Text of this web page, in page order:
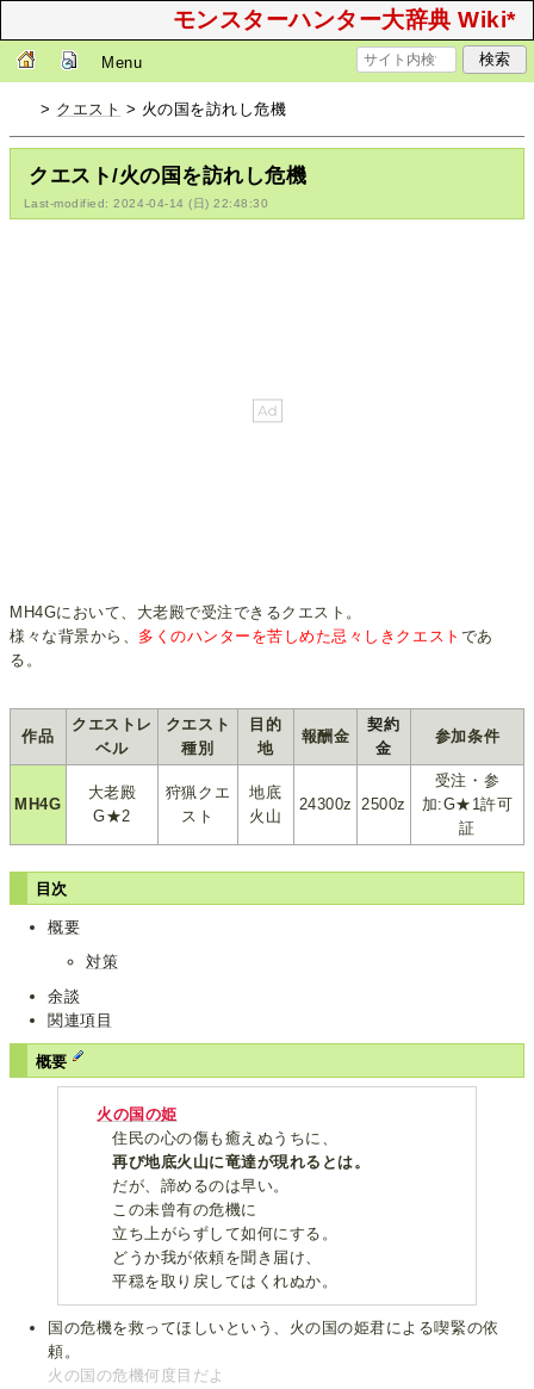
モンスターハンター大辞典 Wiki*
Menu
> クエスト > 火の国を訪れし危機
クエスト/火の国を訪れし危機
Last-modified: 2024-04-14 (日) 22:48:30
MH4Gにおいて、大老殿で受注できるクエスト。
様々な背景から、 多くのハンターを苦しめた忌々しきクエスト であ
る。
作品
クエストレ
ベル
クエスト
種別
目的
地
報酬金
契約
金
参加条件
MH4G
大老殿
G★2
狩猟クエ
スト
地底
火山
24300z 2500z
受注・参
加:G★1許可
証
目次
概要
対策
余談
関連項目
概要
火の国の姫
住民の心の傷も癒えぬうちに、
再び地底火山に竜達が現れるとは。
だが、諦めるのは早い。
この未曾有の危機に
立ち上がらずして如何にする。
どうか我が依頼を聞き届け、
平穏を取り戻してはくれぬか。
国の危機を救ってほしいという、火の国の姫君による喫緊の依
頼。
火の国の危機何度目だよ